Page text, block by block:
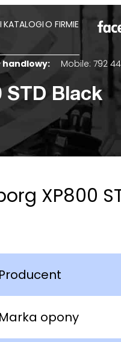
KATALOGIO FIRMIE
handlowy: Mobile: 792
STD Black
XP800
Producent
Marka opony